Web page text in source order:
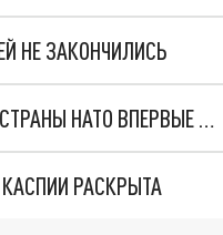
НЕ ЗАКОНЧИЛИСЬ
"ОЧЕНЬ ПЛОХИЕ НОВОСТИ": БОЛЬШАЯ ОШИБКА PALANTIR В РОССИИ. СТРАНЫ НАТО ВПЕРВЫЕ ЗА СВО ОСТАНОВИЛИ ПОСТАВКИ ОРУЖИЯ. ВСУ ТЕРЯЮТ ПРИГРАНИЧЬЕ?
РАСКРЫТА